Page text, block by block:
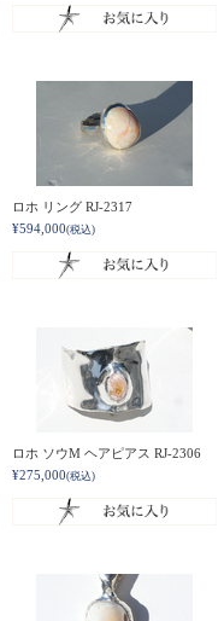
ロホ リング RJ-2317
¥594,000(税込)
ロホ ソウM ヘアピアス RJ-2306
¥275,000(税込)